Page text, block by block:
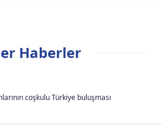
Haberler
coşkulu Türkiye buluşması